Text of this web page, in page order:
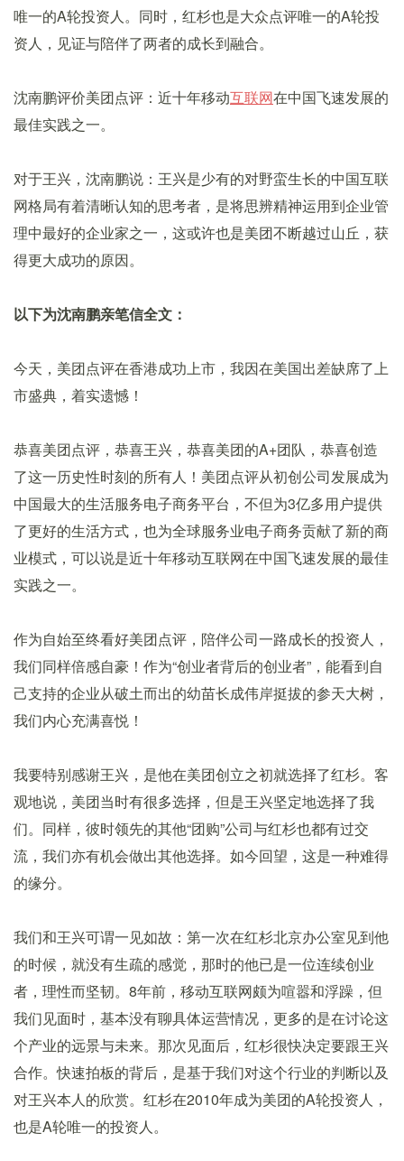
唯一的A轮投资人。同时，红杉也是大众点评唯一的A轮投
资人，见证与陪伴了两者的成长到融合。
沈南鹏评价美团点评：近十年移动互联网在中国飞速发展的
最佳实践之一。
对于王兴，沈南鹏说：王兴是少有的对野蛮生长的中国互联
网格局有着清晰认知的思考者，是将思辨精神运用到企业管
理中最好的企业家之一，这或许也是美团不断越过山丘，获
得更大成功的原因。
以下为沈南鹏亲笔信全文：
今天，美团点评在香港成功上市，我因在美国出差缺席了上
市盛典，着实遗憾！
恭喜美团点评，恭喜王兴，恭喜美团的A+团队，恭喜创造
了这一历史性时刻的所有人！美团点评从初创公司发展成为
中国最大的生活服务电子商务平台，不但为3亿多用户提供
了更好的生活方式，也为全球服务业电子商务贡献了新的商
业模式，可以说是近十年移动互联网在中国飞速发展的最佳
实践之一。
作为自始至终看好美团点评，陪伴公司一路成长的投资人，
我们同样倍感自豪！作为“创业者背后的创业者”，能看到自
己支持的企业从破土而出的幼苗长成伟岸挺拔的参天大树，
我们内心充满喜悦！
我要特别感谢王兴，是他在美团创立之初就选择了红杉。客
观地说，美团当时有很多选择，但是王兴坚定地选择了我
们。同样，彼时领先的其他“团购”公司与红杉也都有过交
流，我们亦有机会做出其他选择。如今回望，这是一种难得
的缘分。
我们和王兴可谓一见如故：第一次在红杉北京办公室见到他
的时候，就没有生疏的感觉，那时的他已是一位连续创业
者，理性而坚韧。8年前，移动互联网颇为喧嚣和浮躁，但
我们见面时，基本没有聊具体运营情况，更多的是在讨论这
个产业的远景与未来。那次见面后，红杉很快决定要跟王兴
合作。快速拍板的背后，是基于我们对这个行业的判断以及
对王兴本人的欣赏。红杉在2010年成为美团的A轮投资人，
也是A轮唯一的投资人。